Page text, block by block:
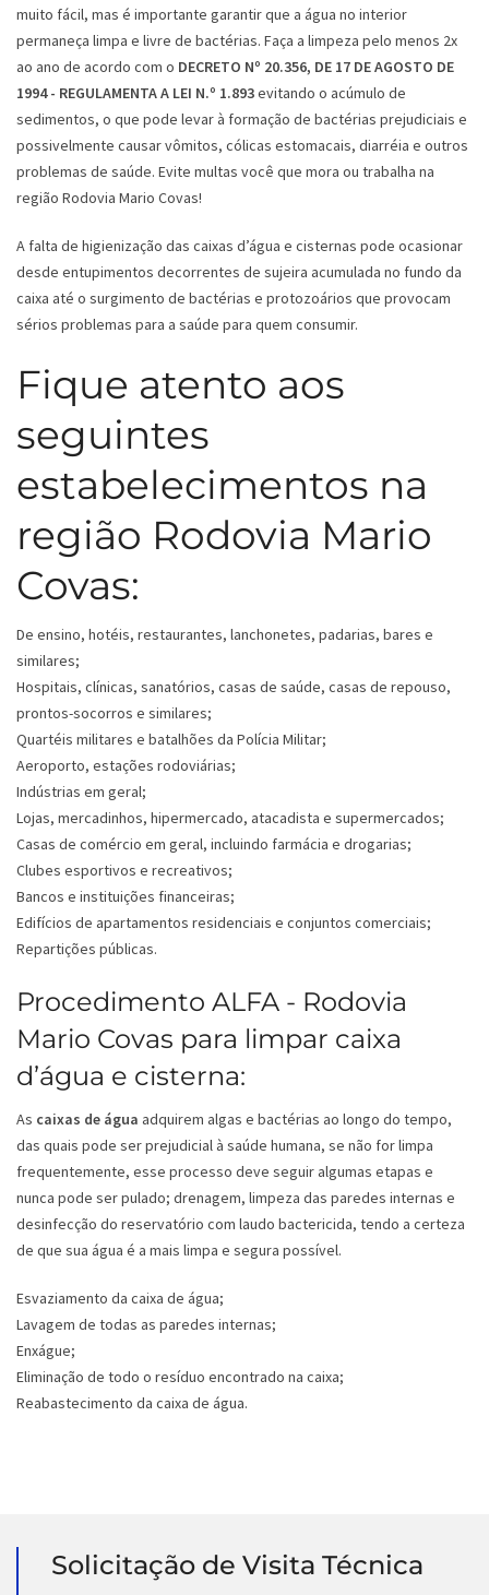
muito fácil, mas é importante garantir que a água no interior
permaneça limpa e livre de bactérias. Faça a limpeza pelo menos 2x
ao ano de acordo com o DECRETO Nº 20.356, DE 17 DE AGOSTO DE
1994 - REGULAMENTA A LEI N.º 1.893evitando o acúmulo de
sedimentos, o que pode levar à formação de bactérias prejudiciais e
possivelmente causar vômitos, cólicas estomacais, diarréia e outros
problemas de saúde. Evite multas você que mora ou trabalha na
região Rodovia Mario Covas!
A falta de higienização das caixas d’água e cisternas pode ocasionar
desde entupimentos decorrentes de sujeira acumulada no fundo da
caixa até o surgimento de bactérias e protozoários que provocam
sérios problemas para a saúde para quem consumir.
Fique atento aos
seguintes
estabelecimentos na
região Rodovia Mario
Covas:
De ensino, hotéis, restaurantes, lanchonetes, padarias, bares e
similares;
Hospitais, clínicas, sanatórios, casas de saúde, casas de repouso,
prontos-socorros e similares;
Quartéis militares e batalhões da Polícia Militar;
Aeroporto, estações rodoviárias;
Indústrias em geral;
Lojas, mercadinhos, hipermercado, atacadista e supermercados;
Casas de comércio em geral, incluindo farmácia e drogarias;
Clubes esportivos e recreativos;
Bancos e instituições financeiras;
Edifícios de apartamentos residenciais e conjuntos comerciais;
Repartições públicas.
Procedimento ALFA - Rodovia
Mario Covas para limpar caixa
d’água e cisterna:
As caixas de água adquirem algas e bactérias ao longo do tempo,
das quais pode ser prejudicial à saúde humana, se não for limpa
frequentemente, esse processo deve seguir algumas etapas e
nunca pode ser pulado; drenagem, limpeza das paredes internas e
desinfecção do reservatório com laudo bactericida, tendo a certeza
de que sua água é a mais limpa e segura possível.
Esvaziamento da caixa de água;
Lavagem de todas as paredes internas;
Enxágue;
Eliminação de todo o resíduo encontrado na caixa;
Reabastecimento da caixa de água.
Solicitação de Visita Técnica